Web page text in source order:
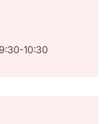
10:30